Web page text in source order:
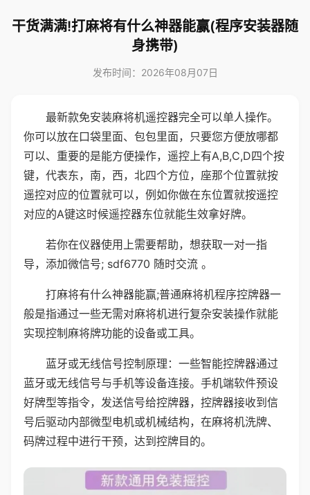
干货满满!打麻将有什么神器能赢(程序安装器随
身携带)
发布时间：2026年08月07日
最新款免安装麻将机遥控器完全可以单人操作。
你可以放在口袋里面、包包里面，只要您方便放哪都
可以、重要的是能方便操作，遥控上有A,B,C,D四个按
键，代表东，南，西，北四个方位，座那个位置就按
遥控对应的位置就可以，例如你做在东位置就按遥控
对应的A键这时候遥控器东位就能生效拿好牌。
若你在仪器使用上需要帮助，想获取一对一指
导，添加微信号; sdf6770 随时交流 。
打麻将有什么神器能赢;普通麻将机程序控牌器一
般是指通过一些无需对麻将机进行复杂安装操作就能
实现控制麻将牌功能的设备或工具。
蓝牙或无线信号控制原理：一些智能控牌器通过
蓝牙或无线信号与手机等设备连接。手机端软件预设
好牌型等指令，发送信号给控牌器，控牌器接收到信
号后驱动内部微型电机或机械结构，在麻将机洗牌、
码牌过程中进行干预，达到控牌目的。